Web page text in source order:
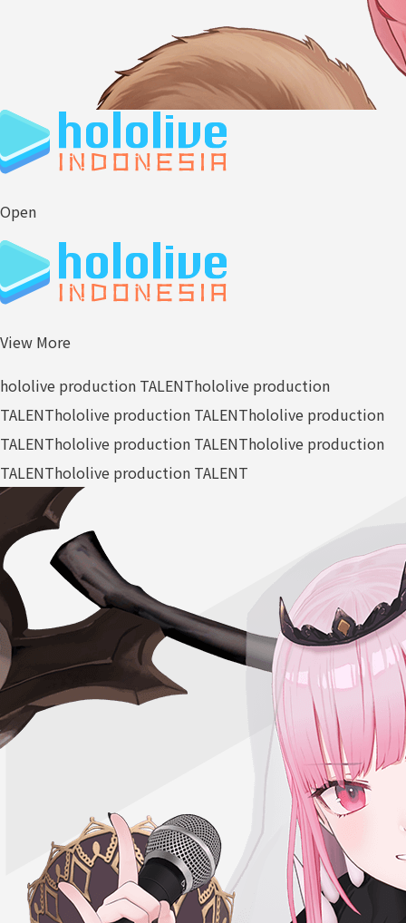
Open
View More
hololive production TALENThololive production
TALENThololive production TALENThololive production
TALENThololive production TALENThololive production
TALENThololive production TALENT